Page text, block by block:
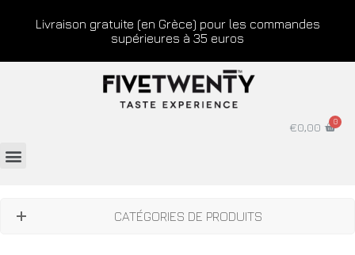
Livraison gratuite (en Grèce) pour les commandes
supérieures à 35 euros
€0,00
CATÉGORIES DE PRODUITS